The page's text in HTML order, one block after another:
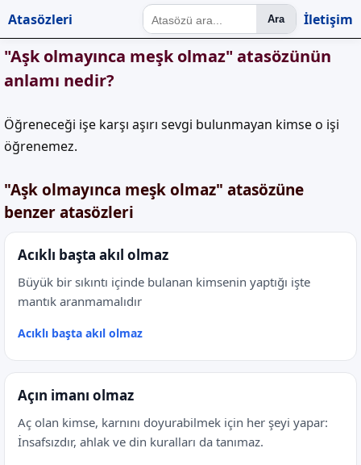
Atasözleri Ara İletişim
"Aşk olmayınca meşk olmaz" atasözünün
anlamı nedir?
Öğreneceği işe karşı aşırı sevgi bulunmayan kimse o işi
öğrenemez.
"Aşk olmayınca meşk olmaz" atasözüne
benzer atasözleri
Acıklı başta akıl olmaz
Büyük bir sıkıntı içinde bulanan kimsenin yaptığı işte
mantık aranmamalıdır
Acıklı başta akıl olmaz
Açın imanı olmaz
Aç olan kimse, karnını doyurabilmek için her şeyi yapar:
İnsafsızdır, ahlak ve din kuralları da tanımaz.